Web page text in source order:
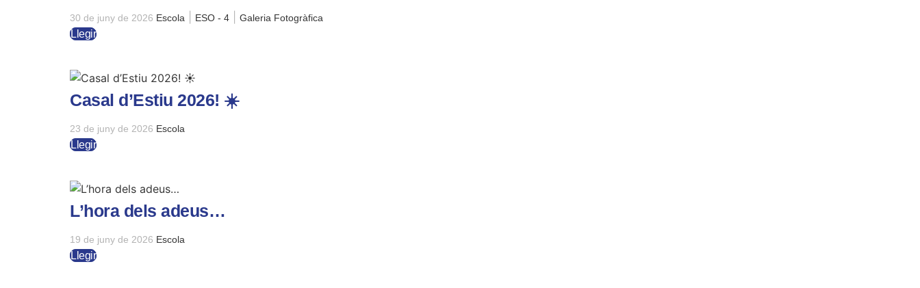
30 de juny de 2026 Escola ESO - 4 Galeria Fotogràfica
Llegir
Casal d’Estiu 2026! ☀️
23 de juny de 2026 Escola
Llegir
L’hora dels adeus…
19 de juny de 2026 Escola
Llegir